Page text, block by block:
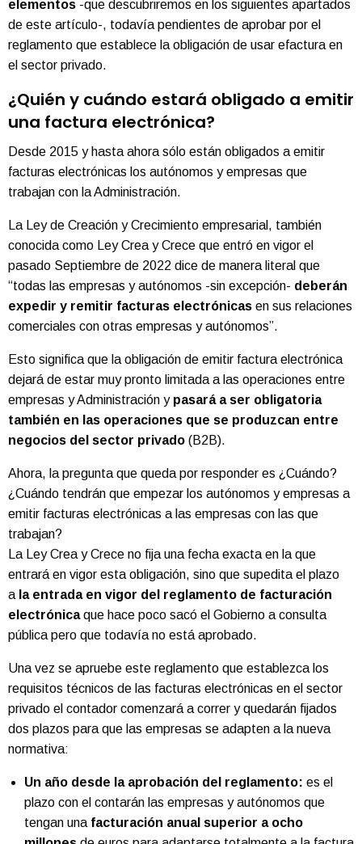
elementos -que descubriremos en los siguientes apartados
de este artículo-, todavía pendientes de aprobar por el
reglamento que establece la obligación de usar efactura en
el sector privado.
¿Quién y cuándo estará obligado a emitir
una factura electrónica?
Desde 2015 y hasta ahora sólo están obligados a emitir
facturas electrónicas los autónomos y empresas que
trabajan con la Administración.
La Ley de Creación y Crecimiento empresarial, también
conocida como Ley Crea y Crece que entró en vigor el
pasado Septiembre de 2022 dice de manera literal que
“todas las empresas y autónomos -sin excepción- deberán
expedir y remitir facturas electrónicas en sus relaciones
comerciales con otras empresas y autónomos”.
Esto significa que la obligación de emitir factura electrónica
dejará de estar muy pronto limitada a las operaciones entre
empresas y Administración y pasará a ser obligatoria
también en las operaciones que se produzcan entre
negocios del sector privado (B2B).
Ahora, la pregunta que queda por responder es ¿Cuándo?
¿Cuándo tendrán que empezar los autónomos y empresas a
emitir facturas electrónicas a las empresas con las que
trabajan?
La Ley Crea y Crece no fija una fecha exacta en la que
entrará en vigor esta obligación, sino que supedita el plazo
a la entrada en vigor del reglamento de facturación
electrónicaque hace poco sacó el Gobierno a consulta
pública pero que todavía no está aprobado.
Una vez se apruebe este reglamento que establezca los
requisitos técnicos de las facturas electrónicas en el sector
privado el contador comenzará a correr y quedarán fijados
dos plazos para que las empresas se adapten a la nueva
normativa:
Un año desde la aprobación del reglamento: es el
plazo con el contarán las empresas y autónomos que
tengan una facturación anual superior a ocho